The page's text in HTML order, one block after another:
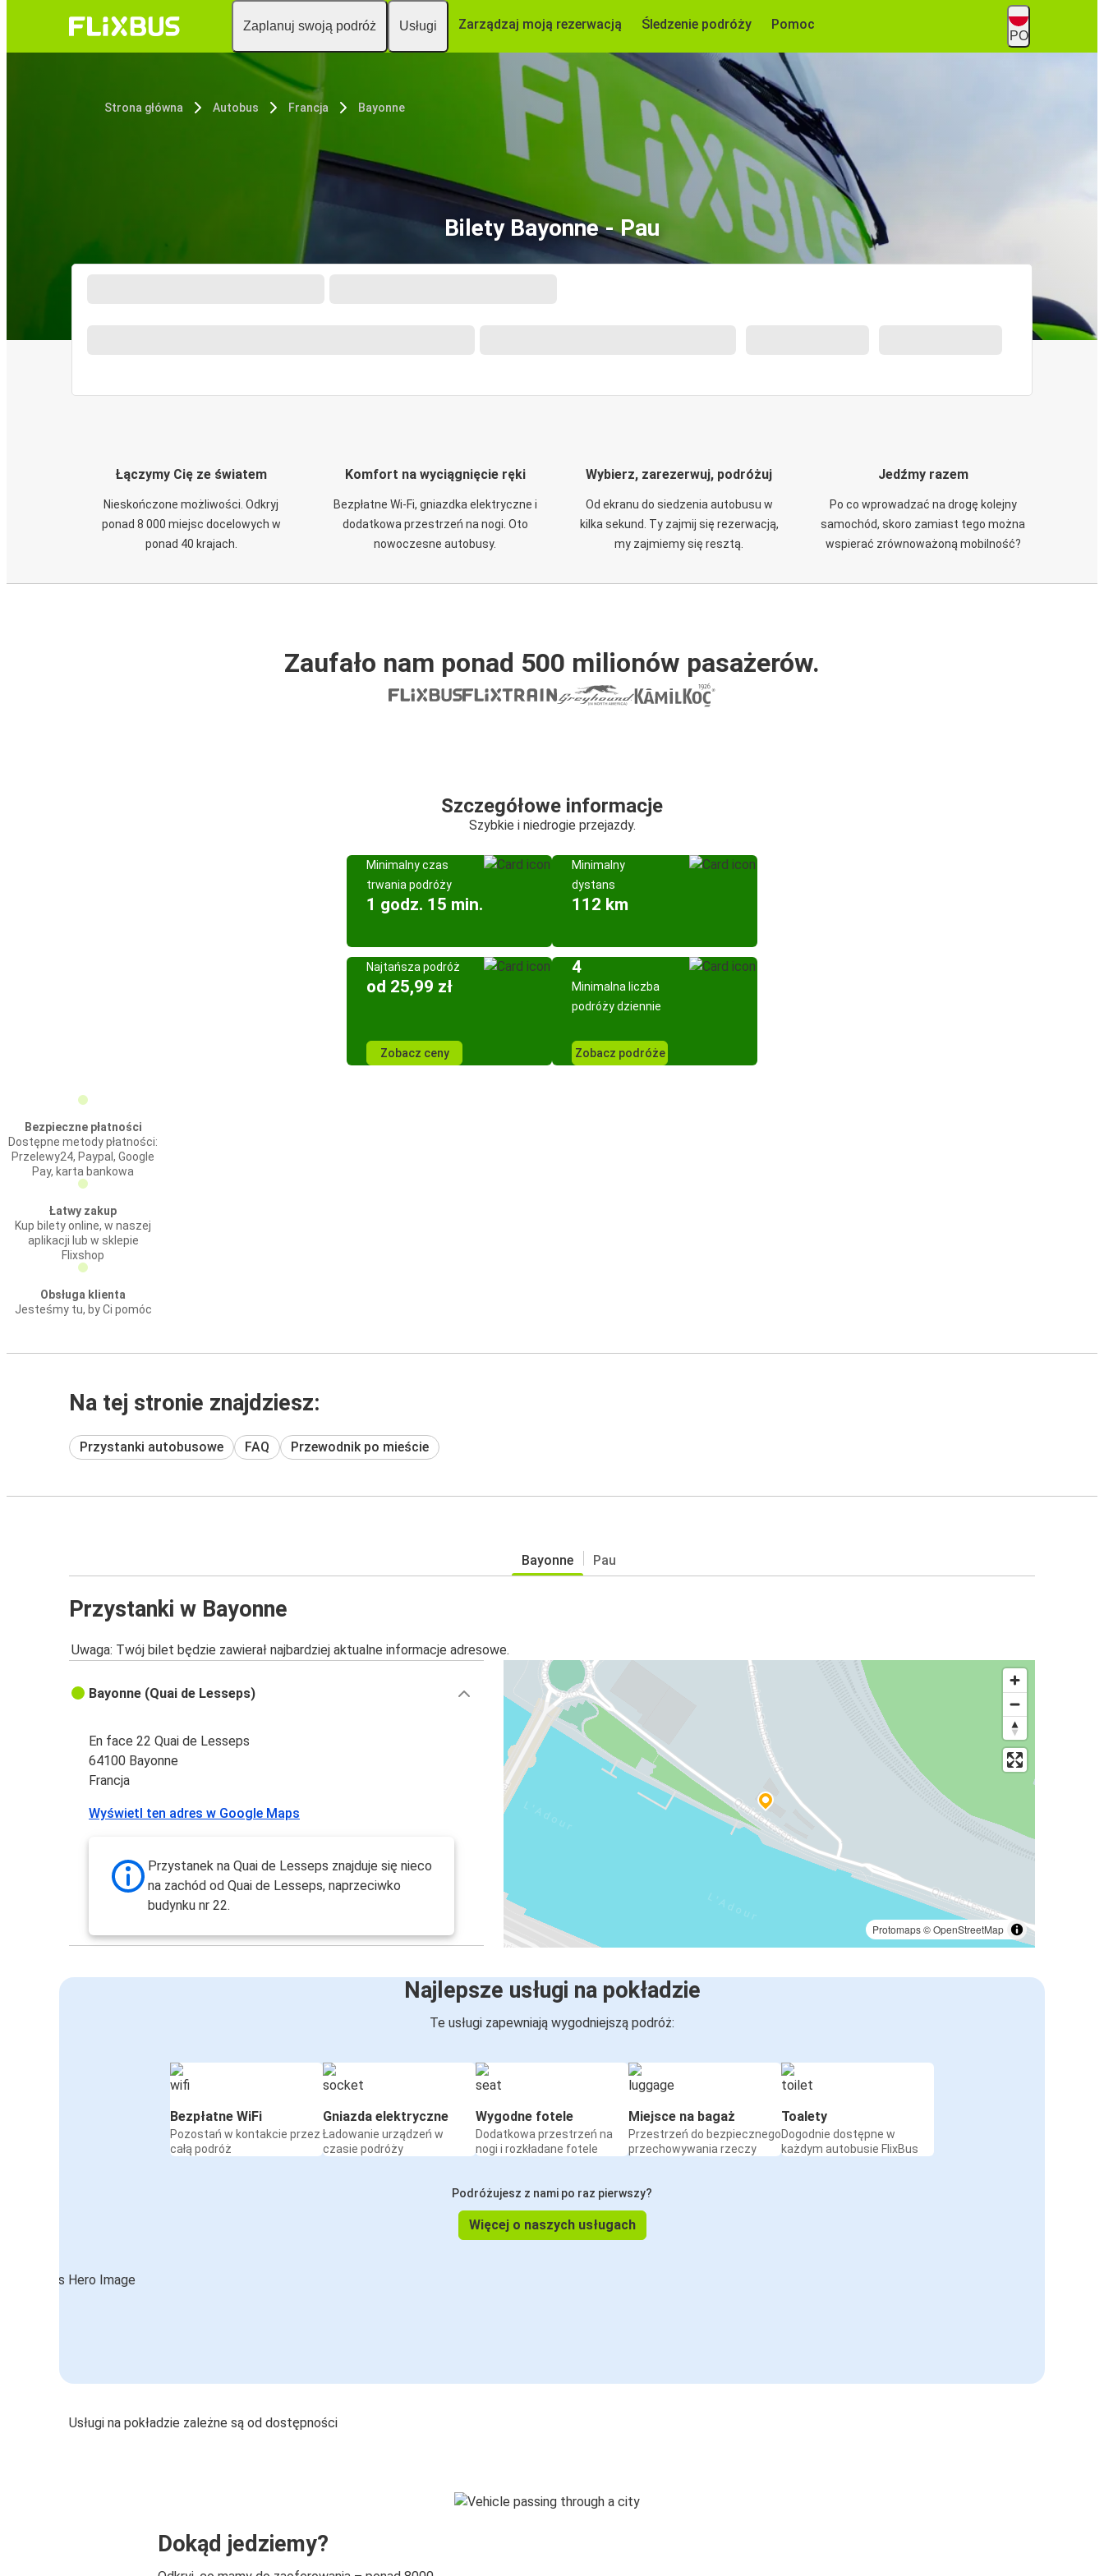
Zaplanuj swoją podróż Usługi Zarządzaj moją rezerwacją Śledzenie podróży Pomoc
PO
Strona główna Autobus Francja Bayonne
Bilety Bayonne - Pau
Łączymy Cię ze światem
Nieskończone możliwości. Odkryj
ponad 8 000 miejsc docelowych w
ponad 40 krajach.
Komfort na wyciągnięcie ręki
Bezpłatne Wi-Fi, gniazdka elektryczne i
dodatkowa przestrzeń na nogi. Oto
nowoczesne autobusy.
Wybierz, zarezerwuj, podróżuj
Od ekranu do siedzenia autobusu w
kilka sekund. Ty zajmij się rezerwacją,
my zajmiemy się resztą.
Jedźmy razem
Po co wprowadzać na drogę kolejny
samochód, skoro zamiast tego można
wspierać zrównoważoną mobilność?
Zaufało nam ponad 500 milionów pasażerów.
Szczegółowe informacje
Szybkie i niedrogie przejazdy.
Minimalny czas
trwania podróży
1 godz. 15 min.
Minimalny
dystans
112 km
Najtańsza podróż
od 25,99 zł
Zobacz ceny
4
Minimalna liczba
podróży dziennie
Zobacz podróże
Bezpieczne płatności
Dostępne metody płatności:
Przelewy24, Paypal, Google
Pay, karta bankowa
Łatwy zakup
Kup bilety online, w naszej
aplikacji lub w sklepie
Flixshop
Obsługa klienta
Jesteśmy tu, by Ci pomóc
Na tej stronie znajdziesz:
Przystanki autobusowe FAQ Przewodnik po mieście
Bayonne Pau
Przystanki w Bayonne
Uwaga: Twój bilet będzie zawierał najbardziej aktualne informacje adresowe.
Protomaps©OpenStreetMap
Bayonne (Quai de Lesseps)
En face 22 Quai de Lesseps
64100 Bayonne
Francja
Wyświetl ten adres w Google Maps
Przystanek na Quai de Lesseps znajduje się nieco
na zachód od Quai de Lesseps, naprzeciwko
budynku nr 22.
Najlepsze usługi na pokładzie
Te usługi zapewniają wygodniejszą podróż:
Bezpłatne WiFi
Pozostań w kontakcie przez
całą podróż
Gniazda elektryczne
Ładowanie urządzeń w
czasie podróży
Wygodne fotele
Dodatkowa przestrzeń na
nogi i rozkładane fotele
Miejsce na bagaż
Przestrzeń do bezpiecznego
przechowywania rzeczy
Toalety
Dogodnie dostępne w
każdym autobusie FlixBus
Podróżujesz z nami po raz pierwszy?
Więcej o naszych usługach
Usługi na pokładzie zależne są od dostępności
Dokąd jedziemy?